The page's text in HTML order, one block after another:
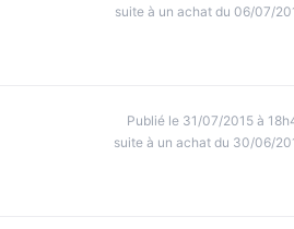
suite à un achat du 06/07/
Publié le 31/07/2015 à
suite à un achat du 30/06/